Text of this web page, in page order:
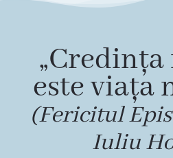
este viața
(Fericitul
Iuliu